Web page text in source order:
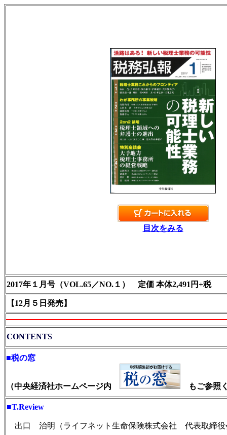
目次をみる
2017年１月号（VOL.65／NO.１） 定価 本体2,491円+税
【12月 ５日発売】
CONTENTS
■税の窓
（中央経済社ホームページ内 もご参照
■T.Review
出口 治明（ライフネット生命保険株式会社 代表取締役